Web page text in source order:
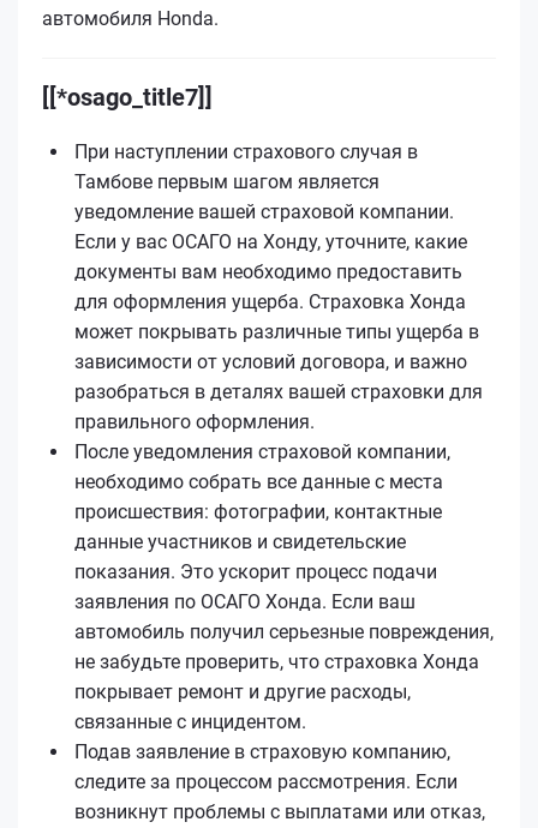
автомобиля Honda.
[[*osago_title7]]
При наступлении страхового случая в
Тамбове первым шагом является
уведомление вашей страховой компании.
Если у вас ОСАГО на Хонду, уточните, какие
документы вам необходимо предоставить
для оформления ущерба. Страховка Хонда
может покрывать различные типы ущерба в
зависимости от условий договора, и важно
разобраться в деталях вашей страховки для
правильного оформления.
После уведомления страховой компании,
необходимо собрать все данные с места
происшествия: фотографии, контактные
данные участников и свидетельские
показания. Это ускорит процесс подачи
заявления по ОСАГО Хонда. Если ваш
автомобиль получил серьезные повреждения,
не забудьте проверить, что страховка Хонда
покрывает ремонт и другие расходы,
связанные с инцидентом.
Подав заявление в страховую компанию,
следите за процессом рассмотрения. Если
возникнут проблемы с выплатами или отказ,